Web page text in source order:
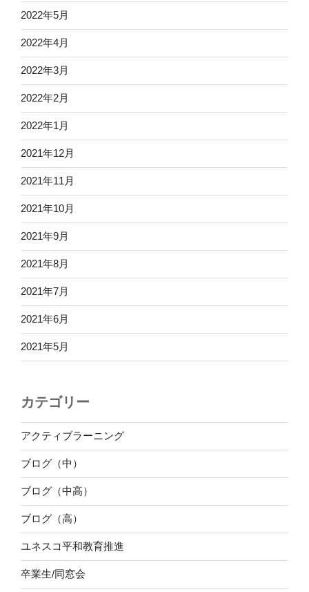
2022年5月
2022年4月
2022年3月
2022年2月
2022年1月
2021年12月
2021年11月
2021年10月
2021年9月
2021年8月
2021年7月
2021年6月
2021年5月
カテゴリー
アクティブラーニング
ブログ（中）
ブログ（中高）
ブログ（高）
ユネスコ平和教育推進
卒業生/同窓会